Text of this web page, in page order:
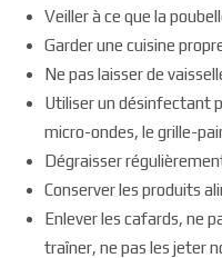
Veiller à ce que la
Garder une cuisine
Ne pas laisser de
Utiliser un désinfectant
micro-ondes, le grille-
Dégraisser
Conserver les produits
Enlever les cafards, ne
traîner, ne pas les jeter